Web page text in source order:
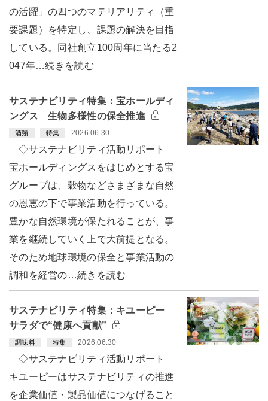
の活躍」の四つのマテリアリティ（重
要課題）を特定し、課題の解決を目指
している。同社創立100周年に当たる2
047年…続きを読む
サステナビリティ特集：宝ホールディ
ングス 生物多様性の保全推進
酒類 特集 2026.06.30
◇サステナビリティ活動リポート
宝ホールディングスをはじめとする宝
グループは、穀物などさまざまな自然
の恩恵の下で事業活動を行っている。
豊かな自然環境が保たれることが、事
業を継続していく上で大前提となる。
そのため地球環境の保全と事業活動の
調和を経営の…続きを読む
サステナビリティ特集：キユーピー
サラダで“健康へ貢献”
調味料 特集 2026.06.30
◇サステナビリティ活動リポート
キユーピーはサステナビリティの推進
を企業価値・製品価値につなげること